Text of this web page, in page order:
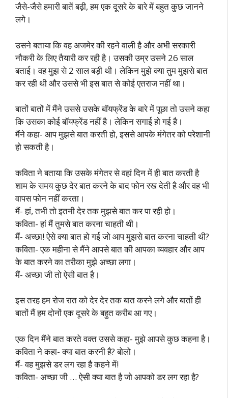
जैसे-जैसे हमारी बातें बढ़ी, हम एक दूसरे के बारे में बहुत कुछ जानने
लगे।
उसने बताया कि वह अजमेर की रहने वाली है और अभी सरकारी
नौकरी के लिए तैयारी कर रही है। उसकी उम्र उसने 26 साल
बताई। वह मुझ से 2 साल बड़ी थी। लेकिन मुझे क्या तुम मुझसे बात
कर रही थी और उससे भी इस बात से कोई एतराज नहीं था।
बातों बातों में मैंने उससे उसके बॉयफ्रेंड के बारे में पूछा तो उसने कहा
कि उसका कोई बॉयफ्रेंड नहीं है। लेकिन सगाई हो गई है।
मैंने कहा- आप मुझसे बात करती हो, इससे आपके मंगेतर को परेशानी
हो सकती है।
कविता ने बताया कि उसके मंगेतर से वहां दिन में ही बात करती है
शाम के समय कुछ देर बात करने के बाद फोन रख देती है और वह भी
वापस फोन नहीं करता।
मैं- हां, तभी तो इतनी देर तक मुझसे बात कर पा रही हो।
कविता- हां मैं तुमसे बात करना चाहती थी।
मैं- अच्छा! ऐसे क्या बात हो गई जो आप मुझसे बात करना चाहती थी?
कविता- एक महीना से मैंने आपसे बात की आपका व्यवहार और आप
के बात करने का तरीका मुझे अच्छा लगा।
मैं- अच्छा जी तो ऐसी बात है।
इस तरह हम रोज रात को देर देर तक बात करने लगे और बातों ही
बातों मैं हम दोनों एक दूसरे के बहुत करीब आ गए।
एक दिन मैंने बात करते वक्त उससे कहा- मुझे आपसे कुछ कहना है।
कविता ने कहा- क्या बात करनी है? बोलो।
मैं- वह मुझसे डर लग रहा है कहने में!
कविता- अच्छा जी … ऐसी क्या बात है जो आपको डर लग रहा है?